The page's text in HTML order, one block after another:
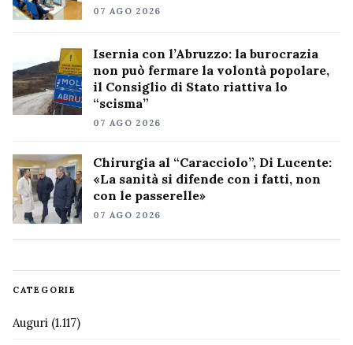
07 AGO 2026
Isernia con l’Abruzzo: la burocrazia
non può fermare la volontà popolare,
il Consiglio di Stato riattiva lo
“scisma”
07 AGO 2026
Chirurgia al “Caracciolo”, Di Lucente:
«La sanità si difende con i fatti, non
con le passerelle»
07 AGO 2026
CATEGORIE
Auguri (1.117)